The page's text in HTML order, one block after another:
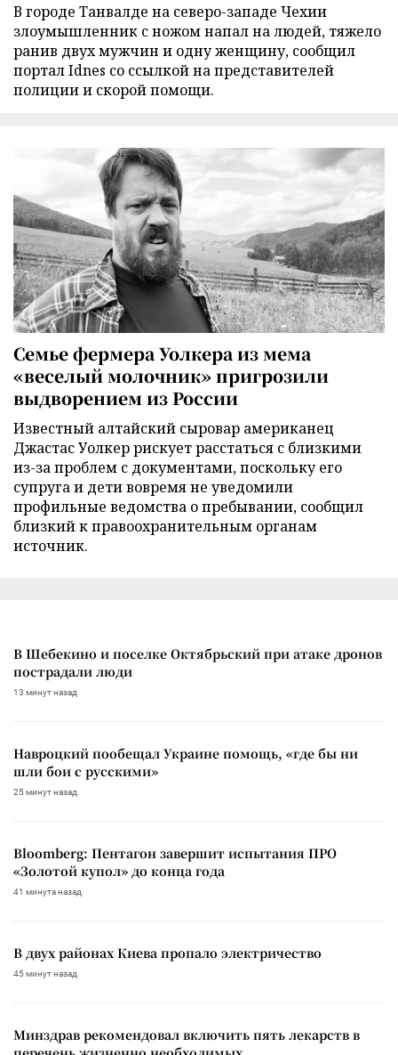
В городе Танвалде на северо-западе Чехии
злоумышленник с ножом напал на людей, тяжело
ранив двух мужчин и одну женщину, сообщил
портал Idnes со ссылкой на представителей
полиции и скорой помощи.
Семье фермера Уолкера из мема
«веселый молочник» пригрозили
выдворением из России
Известный алтайский сыровар американец
Джастас Уолкер рискует расстаться с близкими
из-за проблем с документами, поскольку его
супруга и дети вовремя не уведомили
профильные ведомства о пребывании, сообщил
близкий к правоохранительным органам
источник.
В Шебекино и поселке Октябрьский при атаке дронов
пострадали люди
13 минут назад
Навроцкий пообещал Украине помощь, «где бы ни
шли бои с русскими»
25 минут назад
Bloomberg: Пентагон завершит испытания ПРО
«Золотой купол» до конца года
41 минута назад
В двух районах Киева пропало электричество
45 минут назад
Минздрав рекомендовал включить пять лекарств в